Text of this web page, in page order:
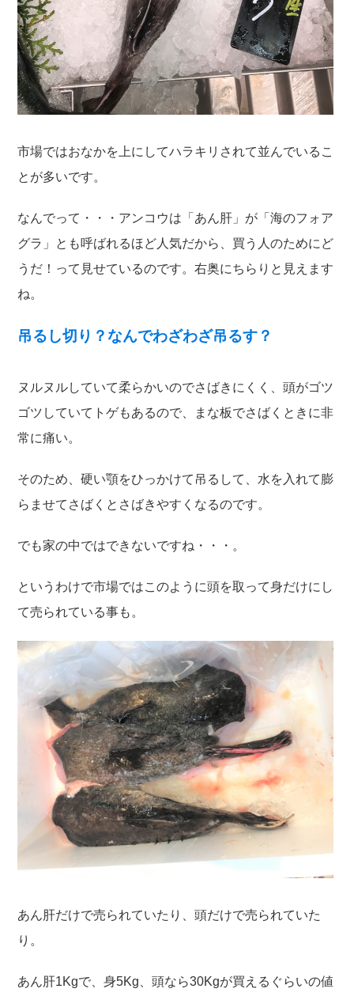
市場ではおなかを上にしてハラキリされて並んでいるこ
とが多いです。
なんでって・・・アンコウは「あん肝」が「海のフォア
グラ」とも呼ばれるほど人気だから、買う人のためにど
うだ！って見せているのです。右奥にちらりと見えます
ね。
吊るし切り？なんでわざわざ吊るす？
ヌルヌルしていて柔らかいのでさばきにくく、頭がゴツ
ゴツしていてトゲもあるので、まな板でさばくときに非
常に痛い。
そのため、硬い顎をひっかけて吊るして、水を入れて膨
らませてさばくとさばきやすくなるのです。
でも家の中ではできないですね・・・。
というわけで市場ではこのように頭を取って身だけにし
て売られている事も。
あん肝だけで売られていたり、頭だけで売られていた
り。
あん肝1Kgで、身5Kg、頭なら30Kgが買えるぐらいの値